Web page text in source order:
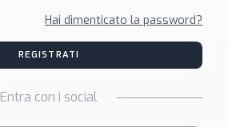
Hai dimenticato la password?
REGISTRATI
Entra con i social